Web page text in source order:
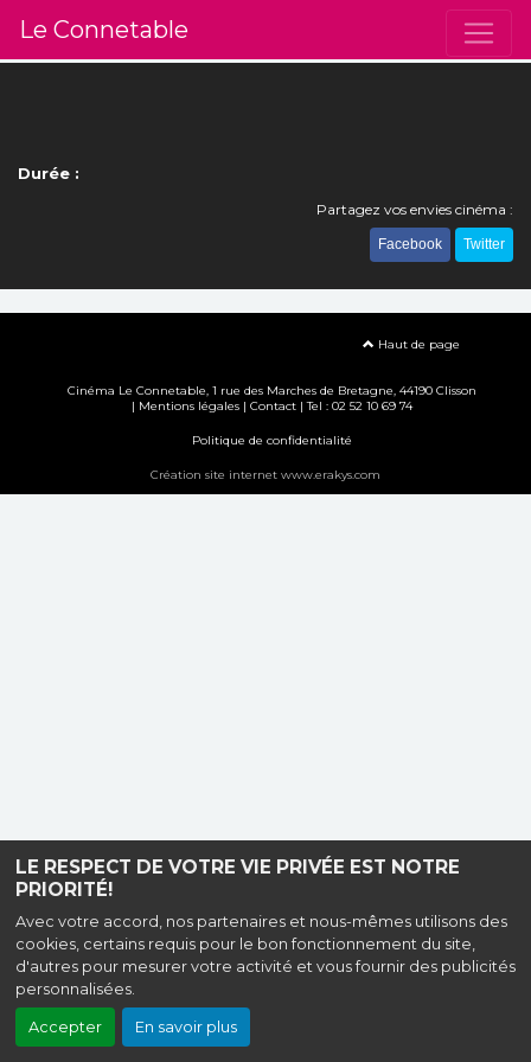
LE RESPECT DE VOTRE VIE PRIVÉE EST NOTRE
PRIORITÉ!
Avec votre accord, nos partenaires et nous-mêmes utilisons des
cookies, certains requis pour le bon fonctionnement du site,
d'autres pour mesurer votre activité et vous fournir des publicités
personnalisées.
Accepter En savoir plus
Le Connetable
Durée :
Partagez vos envies cinéma :
Facebook Twitter
Haut de page
Cinéma Le Connetable, 1 rue des Marches de Bretagne, 44190 Clisson
| Mentions légales| Contact| Tel : 02 52 10 69 74
Politique de confidentialité
Création site internet www.erakys.com